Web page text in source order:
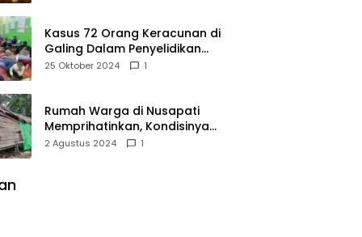
Kasus 72 Orang Keracunan di
Galing Dalam Penyelidikan
Polres Sambas
25 Oktober 2024 1
Rumah Warga di Nusapati
Memprihatinkan, Kondisinya
Nyaris Roboh dan Tidak Layak
2 Agustus 2024 1